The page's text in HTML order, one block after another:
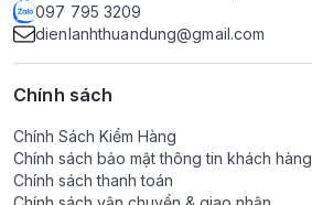
097 795 3209
dienlanhthuandung@gmail.com
Chính sách
Chính Sách Kiểm Hàng
Chính sách bảo mật thông tin khách hàng
Chính sách thanh toán